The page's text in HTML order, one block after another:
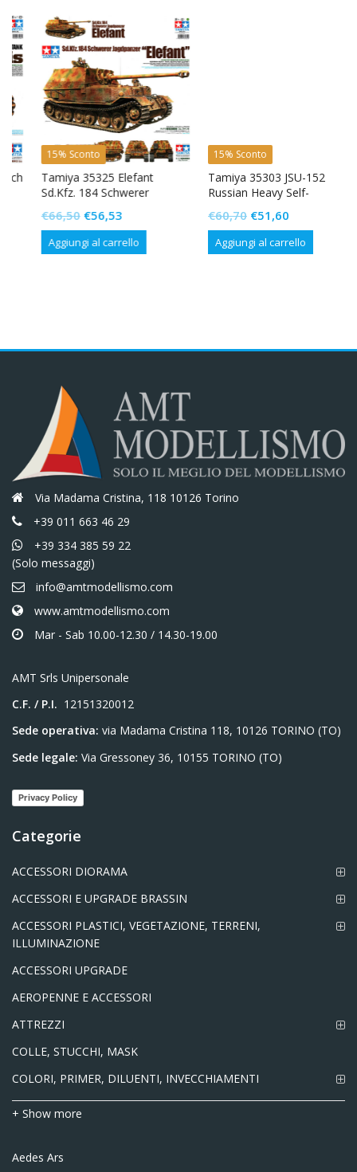
15% Sconto
Tamiya 35325 Elefant
Sd.Kfz. 184 Schwerer
66,50Il
prezzo
originale
€56,53Il
prezzo
attuale
Aggiungi al carrello
15% Sconto
Tamiya 35303 JSU-152
Russian Heavy Self-
60,70Il
prezzo
originale
€51,60Il
prezzo
attuale
Aggiungi al carrello
Via Madama Cristina, 118 10126 Torino
+39 011 663 46 29
+39 334 385 59 22
(Solo messaggi)
info@amtmodellismo.com
www.amtmodellismo.com
Mar - Sab 10.00-12.30 / 14.30-19.00
AMT Srls Unipersonale
C.F. / P.I. 12151320012
Sede operativa: via Madama Cristina 118, 10126 TORINO (TO)
Sede legale: Via Gressoney 36, 10155 TORINO (TO)
Privacy Policy
Categorie
ACCESSORI DIORAMA
ACCESSORI E UPGRADE BRASSIN
ACCESSORI PLASTICI, VEGETAZIONE, TERRENI,
ILLUMINAZIONE
ACCESSORI UPGRADE
AEROPENNE E ACCESSORI
ATTREZZI
COLLE, STUCCHI, MASK
COLORI, PRIMER, DILUENTI, INVECCHIAMENTI
+ Show more
Aedes Ars